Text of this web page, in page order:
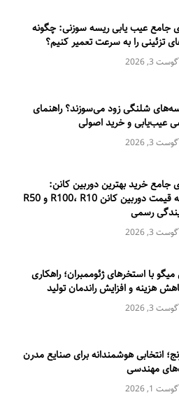
جامع عیب یابی ریسه سوزنی: چگونه
تزئینی را به سرعت تعمیر کنیم؟
3, 2026
شلنگی زود می‌سوزند؟ راهنمای
عیب‌یابی و خرید اصولی
3, 2026
جامع خرید بهترین دوربین کانن:
مقایسه قیمت دوربین کانن R100، R10 و R50
رسمی
3, 2026
با استخرهای ژئوممبران؛ راهکاری
هزینه و افزایش راندمان تولید
3, 2026
انتخابی هوشمندانه برای صنایع مدرن
مهندسی
1, 2026